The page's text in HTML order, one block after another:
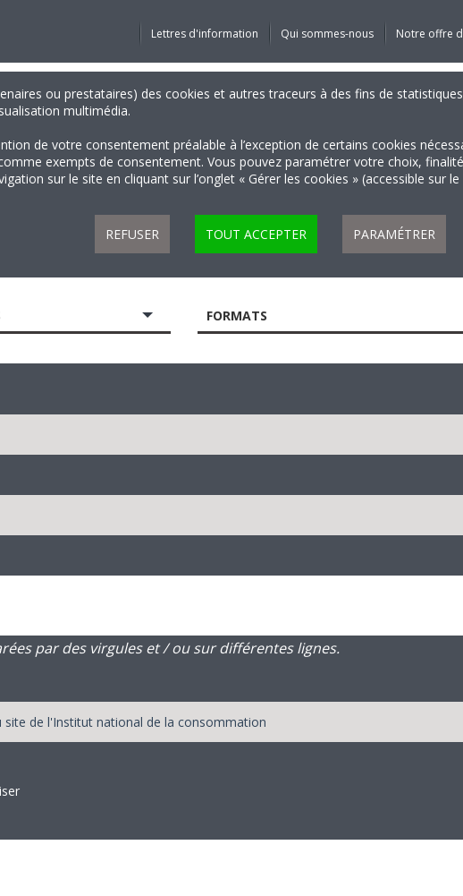
Lettres d'information Qui sommes-nous Notre offre
ou prestataires) des cookies et autres traceurs à des fins de
multimédia.
de votre consentement préalable à l’exception de certains cookies
exempts de consentement. Vous pouvez paramétrer votre choix,
sur le site en cliquant sur l’onglet « Gérer les cookies » (accessible sur
REFUSER TOUT ACCEPTER PARAMÉTRER
FORMATS
par des virgules et / ou sur différentes lignes.